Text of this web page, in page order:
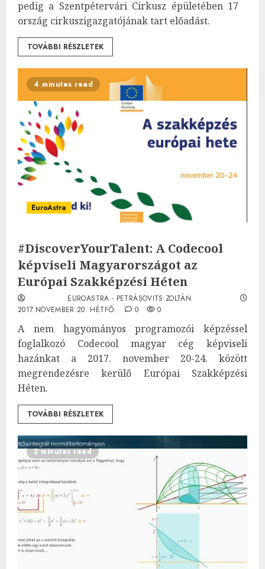
pedig a Szentpétervári Cirkusz épületében 17
ország cirkuszigazgatójának tart előadást.
TOVÁBBI RÉSZLETEK
4 minutes read
EuroAstra
#DiscoverYourTalent: A Codecool
képviseli Magyarországot az
Európai Szakképzési Héten
EUROASTRA - PETRÁSOVITS ZOLTÁN
2017.NOVEMBER.20. HÉTFŐ.
0 0
A nem hagyományos programozói képzéssel
foglalkozó Codecool magyar cég képviseli
hazánkat a 2017. november 20-24. között
megrendezésre kerülő Európai Szakképzési
Héten.
TOVÁBBI RÉSZLETEK
2 minutes read